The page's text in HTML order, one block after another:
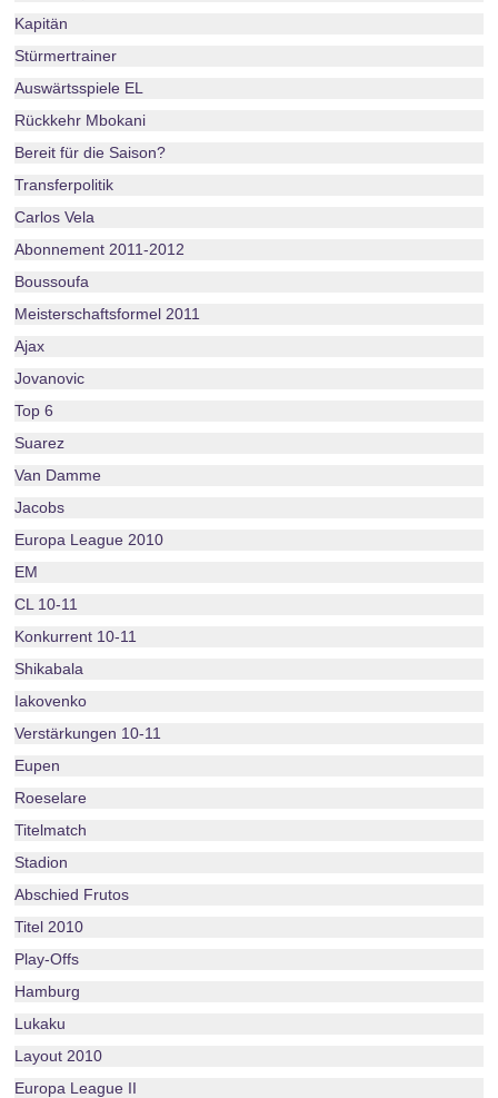
Kapitän
Stürmertrainer
Auswärtsspiele EL
Rückkehr Mbokani
Bereit für die Saison?
Transferpolitik
Carlos Vela
Abonnement 2011-2012
Boussoufa
Meisterschaftsformel 2011
Ajax
Jovanovic
Top 6
Suarez
Van Damme
Jacobs
Europa League 2010
EM
CL 10-11
Konkurrent 10-11
Shikabala
Iakovenko
Verstärkungen 10-11
Eupen
Roeselare
Titelmatch
Stadion
Abschied Frutos
Titel 2010
Play-Offs
Hamburg
Lukaku
Layout 2010
Europa League II